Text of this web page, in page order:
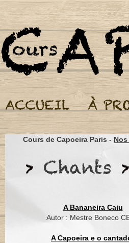
Cours de Capoeira Paris -
A Bananeira Caiu
Autor : Mestre Boneco
A Capoeira e o